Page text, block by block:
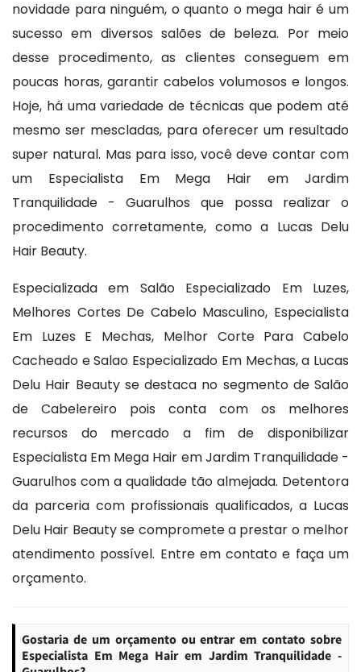
novidade para ninguém, o quanto o mega hair é um
sucesso em diversos salões de beleza. Por meio
desse procedimento, as clientes conseguem em
poucas horas, garantir cabelos volumosos e longos.
Hoje, há uma variedade de técnicas que podem até
mesmo ser mescladas, para oferecer um resultado
super natural. Mas para isso, você deve contar com
um Especialista Em Mega Hair em Jardim
Tranquilidade - Guarulhos que possa realizar o
procedimento corretamente, como a Lucas Delu
Hair Beauty.
Especializada em Salão Especializado Em Luzes,
Melhores Cortes De Cabelo Masculino, Especialista
Em Luzes E Mechas, Melhor Corte Para Cabelo
Cacheado e Salao Especializado Em Mechas, a Lucas
Delu Hair Beauty se destaca no segmento de Salão
de Cabelereiro pois conta com os melhores
recursos do mercado a fim de disponibilizar
Especialista Em Mega Hair em Jardim Tranquilidade -
Guarulhos com a qualidade tão almejada. Detentora
da parceria com profissionais qualificados, a Lucas
Delu Hair Beauty se compromete a prestar o melhor
atendimento possível. Entre em contato e faça um
orçamento.
Gostaria de um orçamento ou entrar em contato sobre
Especialista Em Mega Hair em Jardim Tranquilidade -